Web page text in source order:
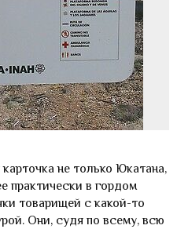
не только Юкатана,
практически в гордом
товарищей с какой-то
Они, судя по всему, всю